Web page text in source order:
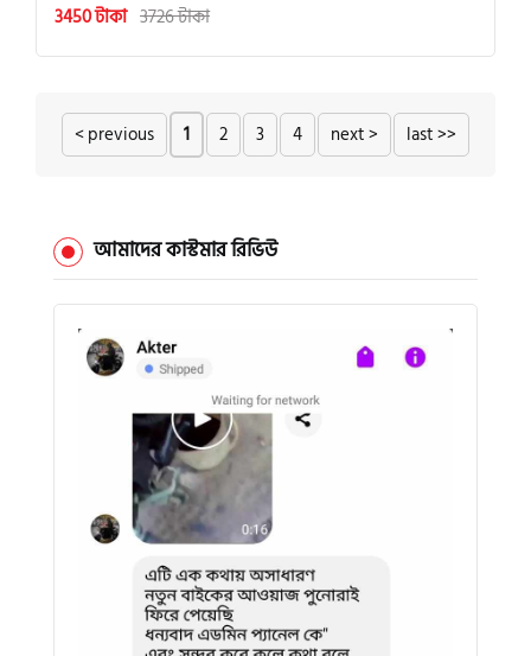
3450 টাকা 3726 টাকা
< previous 1 2 3 4 next > last >>
আমাদের কাস্টমার রিভিউ